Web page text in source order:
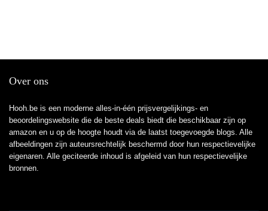
Over ons
Hooh.be is een moderne alles-in-één prijsvergelijkings- en
beoordelingswebsite die de beste deals biedt die beschikbaar zijn op
amazon en u op de hoogte houdt via de laatst toegevoegde blogs. Alle
afbeeldingen zijn auteursrechtelijk beschermd door hun respectievelijke
eigenaren. Alle geciteerde inhoud is afgeleid van hun respectievelijke
bronnen.